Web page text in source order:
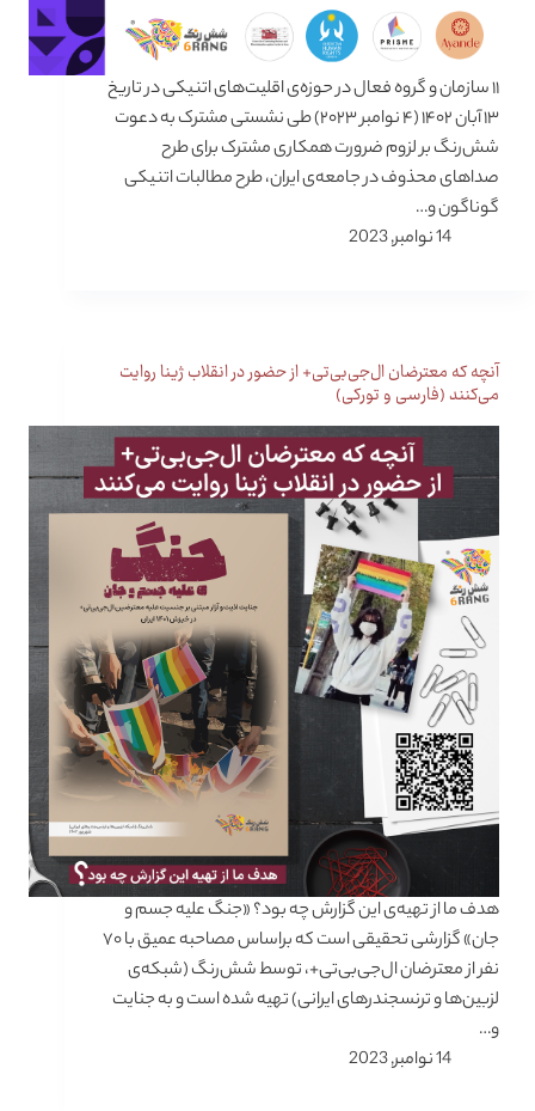
۱۱ سازمان و گروه فعال در حوزه‌ی اقلیت‌های اتنیکی در تاریخ
۱۳ آبان ۱۴۰۲ (۴ نوامبر ۲۰۲۳) طی نشستی مشترک به دعوت
شش‌رنگ بر لزوم ضرورت همکاری مشترک برای طرح
صداهای محذوف در جامعه‌ی ایران، طرح مطالبات اتنیکی
گوناگون و…
14 نوامبر, 2023
آنچه که معترضان ال‌جی‌بی‌تی+ از حضور در انقلاب ژینا روایت
می‌کنند (فارسی و تورکی)
هدف ما از تهیه‌ی این گزارش چه بود؟ «جنگ علیه جسم و
جان» گزارشی تحقیقی است که براساس مصاحبه عمیق با ۷۰
نفر از معترضان ال‌جی‌بی‌تی+، توسط شش‌رنگ (شبکه‌ی
لزبین‌ها و ترنسجندرهای ایرانی) تهیه شده است و به جنایت
و…
14 نوامبر, 2023